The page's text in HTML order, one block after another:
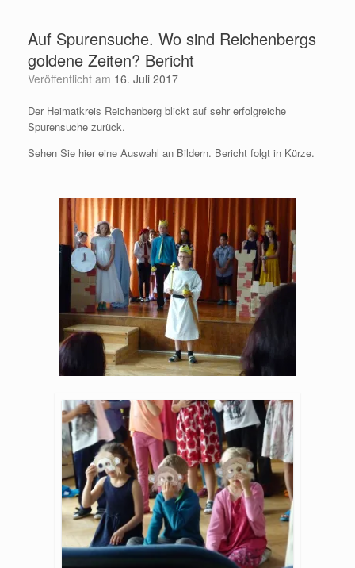
springenAuf Spurensuche. Wo sind Reichenbergs
goldene Zeiten? Bericht
Veröffentlicht am 16. Juli 2017
Der Heimatkreis Reichenberg blickt auf sehr erfolgreiche
Spurensuche zurück.
Sehen Sie hier eine Auswahl an Bildern. Bericht folgt in Kürze.